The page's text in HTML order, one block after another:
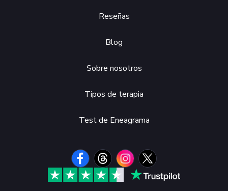
Reseñas
Blog
Sobre nosotros
Tipos de terapia
Test de Eneagrama